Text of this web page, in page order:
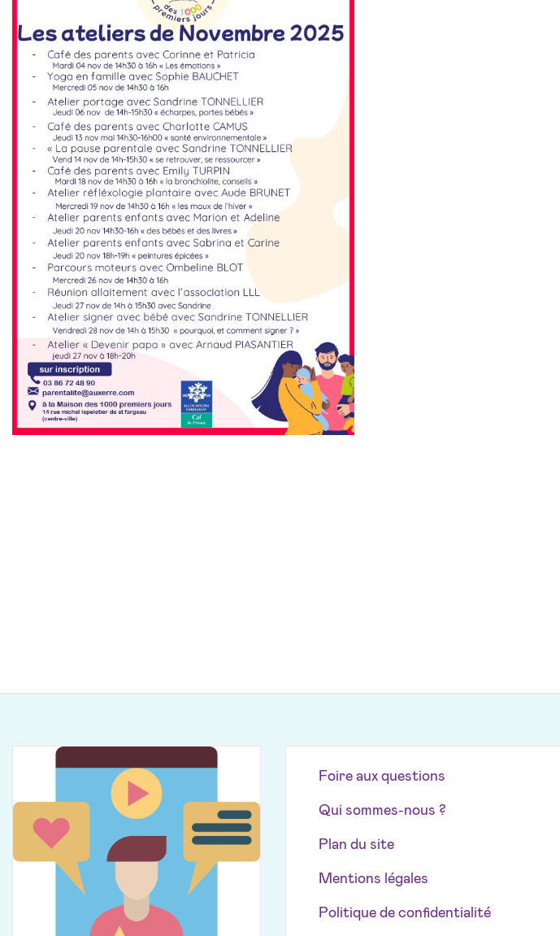
Foire aux questions
Qui sommes-nous ?
Plan du site
Mentions légales
Politique de confidentialité